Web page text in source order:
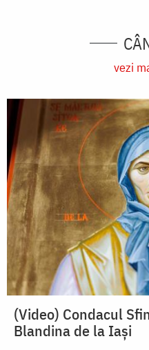
vezi
(Video) Condacul
Blandina de la Iași